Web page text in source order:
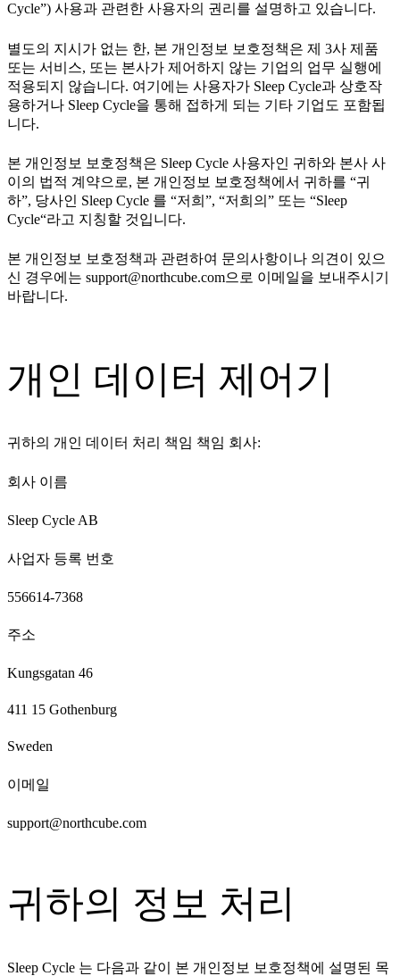
Cycle”) 사용과 관련한 사용자의 권리를 설명하고 있습니다.
별도의 지시가 없는 한, 본 개인정보 보호정책은 제 3사 제품
또는 서비스, 또는 본사가 제어하지 않는 기업의 업무 실행에
적용되지 않습니다. 여기에는 사용자가 Sleep Cycle과 상호작
용하거나 Sleep Cycle을 통해 접하게 되는 기타 기업도 포함됩
니다.
본 개인정보 보호정책은 Sleep Cycle 사용자인 귀하와 본사 사
이의 법적 계약으로, 본 개인정보 보호정책에서 귀하를 “귀
하”, 당사인 Sleep Cycle 를 “저희”, “저희의” 또는 “Sleep
Cycle“라고 지칭할 것입니다.
본 개인정보 보호정책과 관련하여 문의사항이나 의견이 있으
신 경우에는 support@northcube.com으로 이메일을 보내주시기
바랍니다.
개인 데이터 제어기
귀하의 개인 데이터 처리 책임 책임 회사:
회사 이름
Sleep Cycle AB
사업자 등록 번호
556614-7368
주소
Kungsgatan 46
411 15 Gothenburg
Sweden
이메일
support@northcube.com
귀하의 정보 처리
Sleep Cycle 는 다음과 같이 본 개인정보 보호정책에 설명된 목